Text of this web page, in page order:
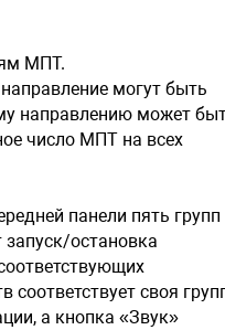
МПТ.
могут быть
направлению может
число МПТ на всех
панели пять групп
остановка
своя
а кнопка «Звук»